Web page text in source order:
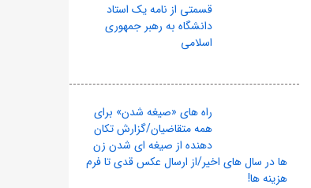
قسمتی از نامه یک استاد
دانشگاه به رهبر جمهوری
اسلامی
راه های «صیغه شدن» برای
همه متقاضیان/گزارش تکان
دهنده از صیغه ای شدن زن
ها در سال های اخیر/از ارسال عکس قدی تا فرم
هزینه ها!